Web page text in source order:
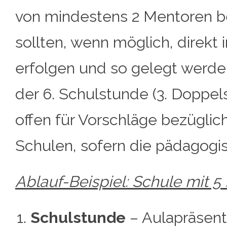
von mindestens 2 Mentoren
sollten, wenn möglich, direkt
erfolgen und so gelegt
der 6. Schulstunde (3.
offen für Vorschläge
Schulen, sofern die
Ablauf-Beispiel: Schule mit 5
Schulstunde –